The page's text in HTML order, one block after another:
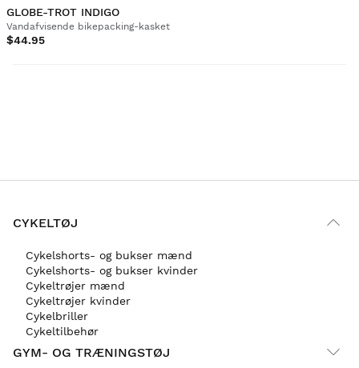
GLOBE-TROT INDIGO
Vandafvisende bikepacking-kasket
$44.95
CYKELTØJ
Cykelshorts- og bukser mænd
Cykelshorts- og bukser kvinder
Cykeltrøjer mænd
Cykeltrøjer kvinder
Cykelbriller
Cykeltilbehør
GYM- OG TRÆNINGSTØJ